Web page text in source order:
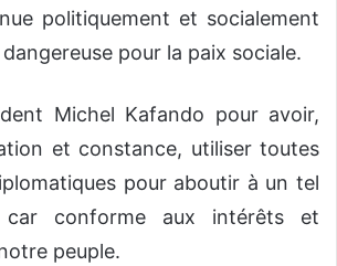
politiquement et socialement
pour la paix sociale.
Michel Kafando pour avoir,
et constance, utiliser toutes
pour aboutir à un tel
car conforme aux intérêts et
peuple.